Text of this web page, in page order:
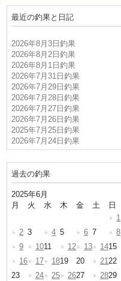
最近の釣果と日記
2026年8月3日釣果
2026年8月2日釣果
2026年8月1日釣果
2026年7月31日釣果
2026年7月29日釣果
2026年7月28日釣果
2026年7月27日釣果
2026年7月26日釣果
2025年7月25日釣果
2026年7月24日釣果
過去の釣果
2025年6月
月
火 水 木 金 土
日
1
2 3 4 5 6 7
8
9
1011 12 13 1415
16
17 1819 20 2122
23
24 25 2627 2829